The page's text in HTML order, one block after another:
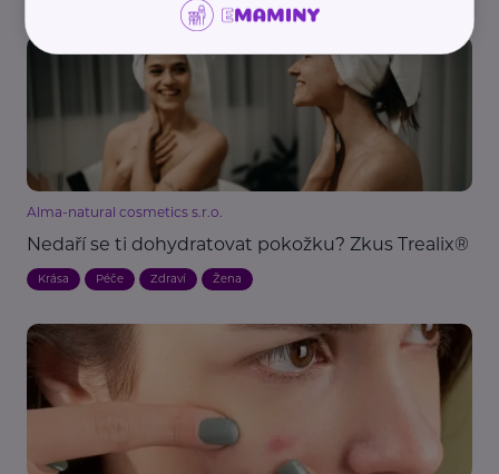
Alma-natural cosmetics s.r.o.
Nedaří se ti dohydratovat pokožku? Zkus Trealix®
Krása Péče Zdraví Žena